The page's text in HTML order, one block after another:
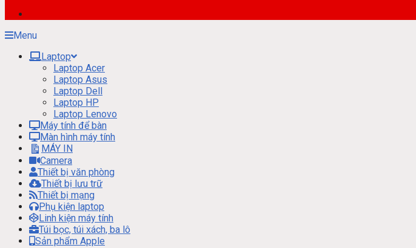
Menu
Laptop
Laptop Acer
Laptop Asus
Laptop Dell
Laptop HP
Laptop Lenovo
Máy tính để bàn
Màn hình máy tính
MÁY IN
Camera
Thiết bị văn phòng
Thiết bị lưu trữ
Thiết bị mạng
Phụ kiện laptop
Linh kiện máy tính
Túi bọc, túi xách, ba lô
Sản phẩm Apple